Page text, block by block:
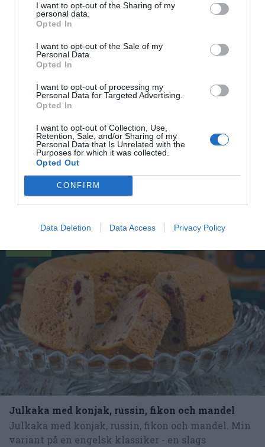
I want to opt-out of the Sharing of my
personal data.
Opted In
I want to opt-out of the Sale of my
Personal Data.
Opted In
I want to opt-out of processing my
Personal Data for Targeted Advertising.
Opted In
I want to opt-out of Collection, Use,
Retention, Sale, and/or Sharing of my
Personal Data that Is Unrelated with the
Purposes for which it was collected.
Opted Out
CONFIRM
Data Deletion Data Access Privacy Policy
Dumlekakor
Dumlekakor med Dumlekolor och Noblesse-choklad
i formar bakade med mördeg. Godiskakor som
RECEPT
Julkaka med konjak, russin, fikon och mandel
Julkaka med konjak, russin, fikon och mandel. Min
variant på en engelsk klassiker - en slags